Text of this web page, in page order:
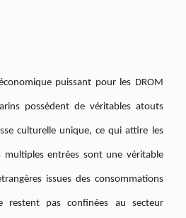
puissant pour les DROM
possèdent de véritables atouts
culturelle unique, ce qui attire les
multiples entrées sont une véritable
issues des consommations
restent pas confinées au secteur